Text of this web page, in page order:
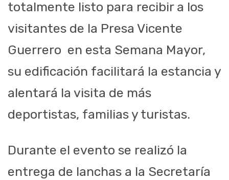
totalmente listo para recibir a los
visitantes de la Presa Vicente
Guerrero en esta Semana Mayor,
su edificación facilitará la estancia y
alentará la visita de más
deportistas, familias y turistas.
Durante el evento se realizó la
entrega de lanchas a la Secretaría